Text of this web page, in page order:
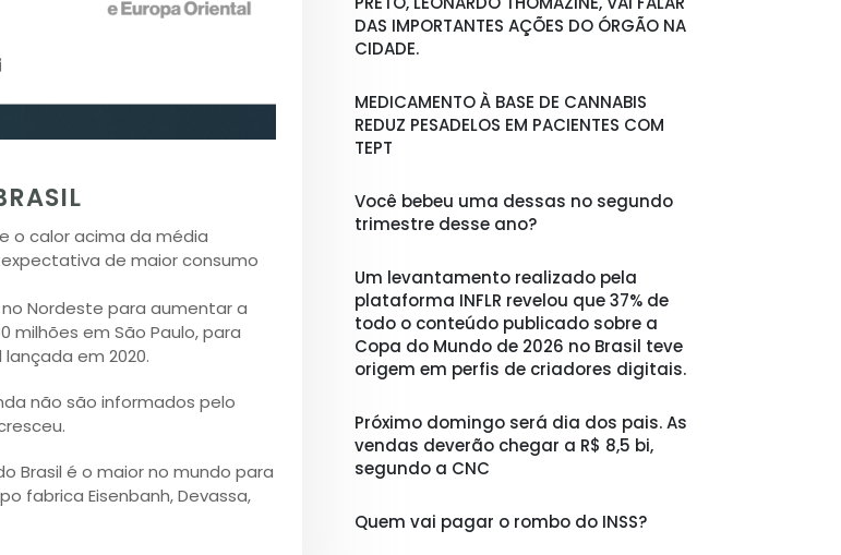
o calor acima da média
de maior consumo
no Nordeste para aumentar a
milhões em São Paulo, para
em 2020.
não são informados pelo
Brasil é o maior no mundo para
fabrica Eisenbanh, Devassa,
DAS IMPORTANTES AÇÕES DO ÓRGÃO NA
CIDADE.
MEDICAMENTO À BASE DE CANNABIS
REDUZ PESADELOS EM PACIENTES COM
TEPT
Você bebeu uma dessas no segundo
trimestre desse ano?
Um levantamento realizado pela
plataforma INFLR revelou que 37% de
todo o conteúdo publicado sobre a
Copa do Mundo de 2026 no Brasil teve
origem em perfis de criadores digitais.
Próximo domingo será dia dos pais. As
vendas deverão chegar a R$ 8,5 bi,
segundo a CNC
Quem vai pagar o rombo do INSS?